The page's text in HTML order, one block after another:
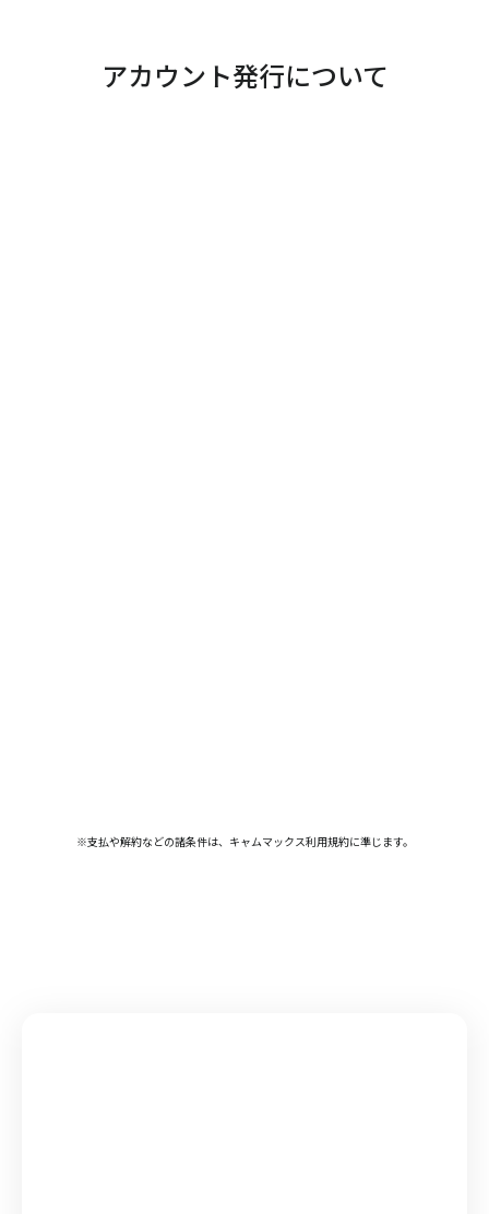
アカウント発行について
※支払や解約などの諸条件は、キャムマックス利用規約に準じます。